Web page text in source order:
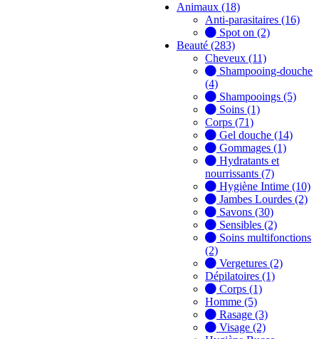
Animaux (18)
Anti-parasitaires (16)
Spot on (2)
Beauté (283)
Cheveux (11)
Shampooing-douche
(4)
Shampooings (5)
Soins (1)
Corps (71)
Gel douche (14)
Gommages (1)
Hydratants et
nourrissants (7)
Hygiène Intime (10)
Jambes Lourdes (2)
Savons (30)
Sensibles (2)
Soins multifonctions
(2)
Vergetures (2)
Dépilatoires (1)
Corps (1)
Homme (5)
Rasage (3)
Visage (2)